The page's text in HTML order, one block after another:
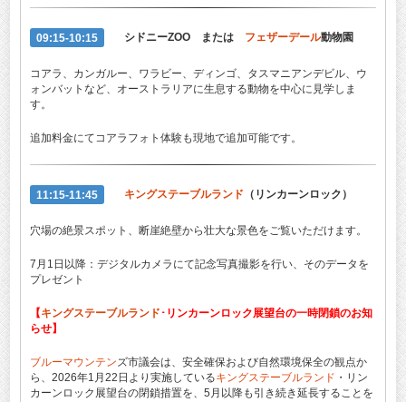
09:15-10:15 シドニーZOO または フェザーデール動物園
コアラ、カンガルー、ワラビー、ディンゴ、タスマニアンデビル、ウ
ォンバットなど、オーストラリアに生息する動物を中心に見学しま
す。
追加料金にてコアラフォト体験も現地で追加可能です。
11:15-11:45 キングステーブルランド （リンカーンロック）
穴場の絶景スポット、断崖絶壁から壮大な景色をご覧いただけます。
7月1日以降：デジタルカメラにて記念写真撮影を行い、そのデータを
プレゼント
【キングステーブルランド ･リンカーンロック展望台の一時閉鎖のお知
らせ】
ブルーマウンテンズ市議会は、安全確保および自然環境保全の観点か
ら、2026年1月22日より実施しているキングステーブルランド ・リン
カーンロック展望台の閉鎖措置を、5月以降も引き続き延長することを